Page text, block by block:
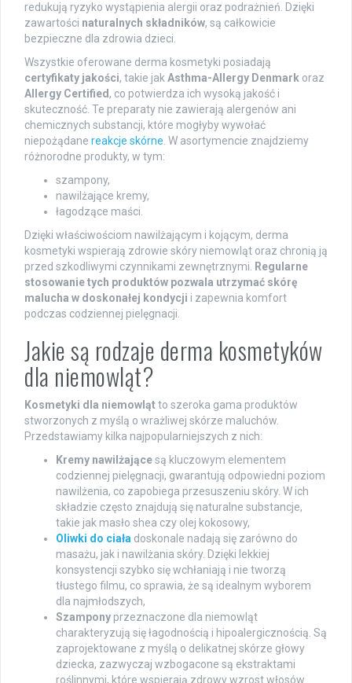
redukują ryzyko wystąpienia alergii oraz podrażnień. Dzięki
zawartości naturalnych składników, są całkowicie
bezpieczne dla zdrowia dzieci.
Wszystkie oferowane derma kosmetyki posiadają
certyfikaty jakości, takie jakAsthma-Allergy Denmark oraz
Allergy Certified, co potwierdza ich wysoką jakość i
skuteczność. Te preparaty nie zawierają alergenów ani
chemicznych substancji, które mogłyby wywołać
niepożądane reakcje skórne. W asortymencie znajdziemy
różnorodne produkty, w tym:
szampony,
nawilżające kremy,
łagodzące maści.
Dzięki właściwościom nawilżającym i kojącym, derma
kosmetyki wspierają zdrowie skóry niemowląt oraz chronią ją
przed szkodliwymi czynnikami zewnętrznymi. Regularne
stosowanie tych produktów pozwala utrzymać skórę
malucha w doskonałej kondycji i zapewnia komfort
podczas codziennej pielęgnacji.
Jakie są rodzaje derma kosmetyków
dla niemowląt?
Kosmetyki dla niemowlątto szeroka gama produktów
stworzonych z myślą o wrażliwej skórze maluchów.
Przedstawiamy kilka najpopularniejszych z nich:
Kremy nawilżającesą kluczowym elementem
codziennej pielęgnacji, gwarantują odpowiedni poziom
nawilżenia, co zapobiega przesuszeniu skóry. W ich
składzie często znajdują się naturalne substancje,
takie jak masło shea czy olej kokosowy,
Oliwki do ciała doskonale nadają się zarówno do
masażu, jak i nawilżania skóry. Dzięki lekkiej
konsystencji szybko się wchłaniają i nie tworzą
tłustego filmu, co sprawia, że są idealnym wyborem
dla najmłodszych,
Szampony przeznaczone dla niemowląt
charakteryzują się łagodnością i hipoalergicznością. Są
zaprojektowane z myślą o delikatnej skórze głowy
dziecka, zazwyczaj wzbogacone są ekstraktami
roślinnymi, które wspierają zdrowy wzrost włosów